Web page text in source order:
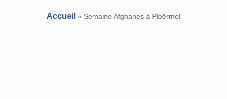
Accueil » Semaine Afghanes à Ploërmel